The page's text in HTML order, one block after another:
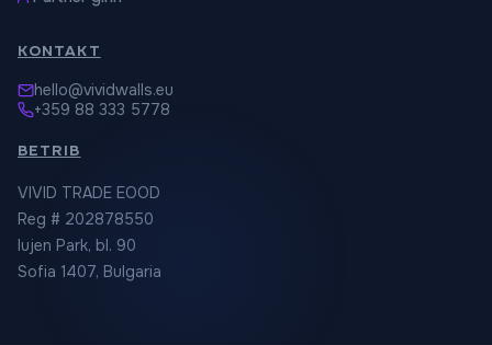
KONTAKT
hello@vividwalls.eu
+359 88 333 5778
BETRIB
VIVID TRADE EOOD
Reg # 202878550
Iujen Park, bl. 90
Sofia 1407, Bulgaria